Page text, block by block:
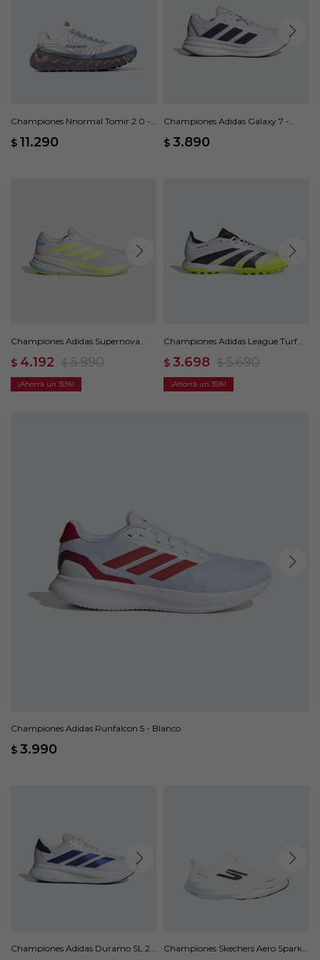
Championes Nnormal Tomir 2.0 -
$ 11.290
Championes Adidas Galaxy 7 -
$ 3.890
Championes Adidas Supernova
$ 4.192 $ 5.990
30
Championes Adidas League Turf
$ 3.698 $ 5.690
35
Championes Adidas Runfalcon 5 - Blanco
$ 3.990
Championes Adidas Duramo SL 2 -
Championes Skechers Aero Spark -